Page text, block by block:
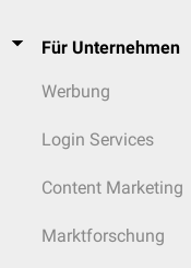
Für Unternehmen
Werbung
Login Services
Content Marketing
Marktforschung